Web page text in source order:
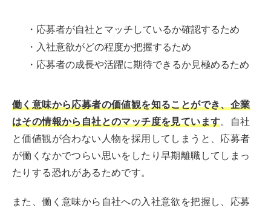
・応募者が自社とマッチしているか確認するため
・入社意欲がどの程度か把握するため
・応募者の成長や活躍に期待できるか見極めるため
働く意味から応募者の価値観を知ることができ、企業
はその情報から自社とのマッチ度を見ています。自社
と価値観が合わない人物を採用してしまうと、応募者
が働くなかでつらい思いをしたり早期離職してしまっ
たりする恐れがあるためです。
また、働く意味から自社への入社意欲を把握し、応募